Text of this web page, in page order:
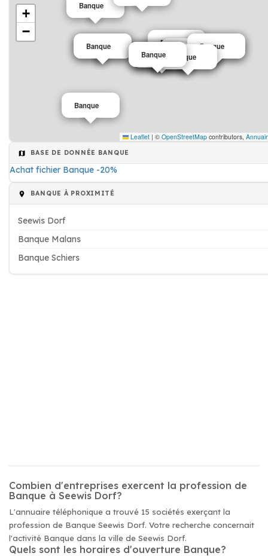
Banque
Banque
Banque
Banque Banque
Banque Banque
Banque
Banque
Banque
Banque
Banque
Banque
+
−
Leaflet | © OpenStreetMap contributors,
BASE DE DONNÉE BANQUE
Achat fichier Banque -20%
BANQUE À PROXIMITÉ
Seewis Dorf
Banque Malans
Banque Schiers
Combien d'entreprises exercent la profession de
Banque à Seewis Dorf?
L'annuaire téléphonique a trouvé 15 sociétés exerçant la
profession de Banque Seewis Dorf. Votre recherche concernait
l'activité Banque dans la ville de Seewis Dorf.
Quels sont les horaires d'ouverture Banque?